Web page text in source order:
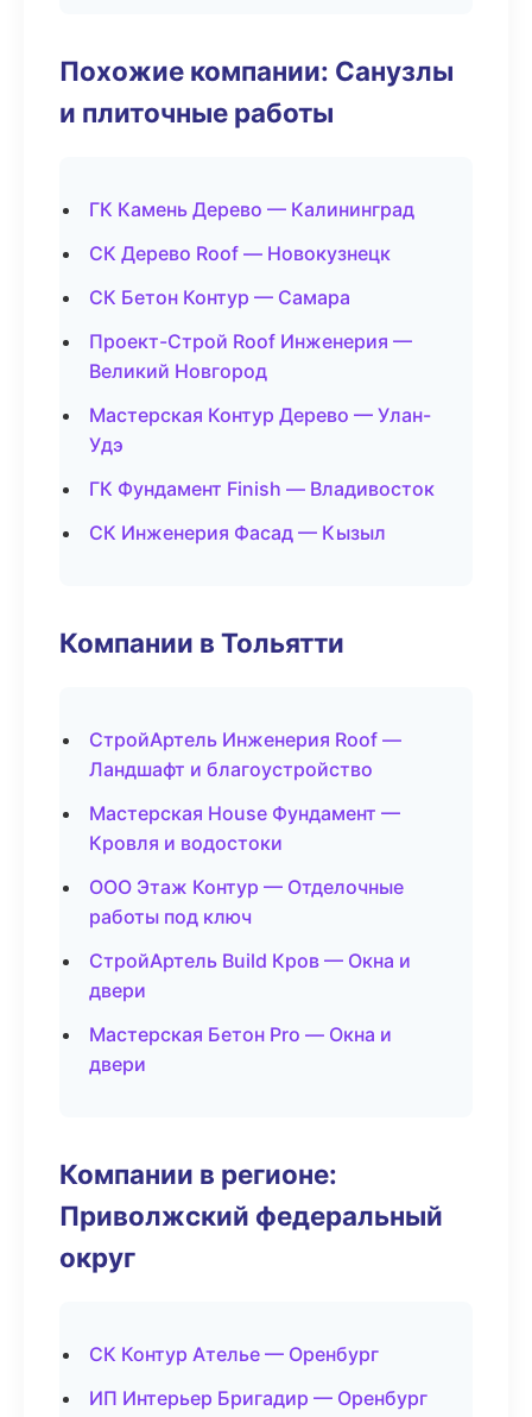
Похожие компании: Санузлы
и плиточные работы
ГК Камень Дерево — Калининград
СК Дерево Roof — Новокузнецк
СК Бетон Контур — Самара
Проект-Строй Roof Инженерия —
Великий Новгород
Мастерская Контур Дерево — Улан-
Удэ
ГК Фундамент Finish — Владивосток
СК Инженерия Фасад — Кызыл
Компании в Тольятти
СтройАртель Инженерия Roof —
Ландшафт и благоустройство
Мастерская House Фундамент —
Кровля и водостоки
ООО Этаж Контур — Отделочные
работы под ключ
СтройАртель Build Кров — Окна и
двери
Мастерская Бетон Pro — Окна и
двери
Компании в регионе:
Приволжский федеральный
округ
СК Контур Ателье — Оренбург
ИП Интерьер Бригадир — Оренбург